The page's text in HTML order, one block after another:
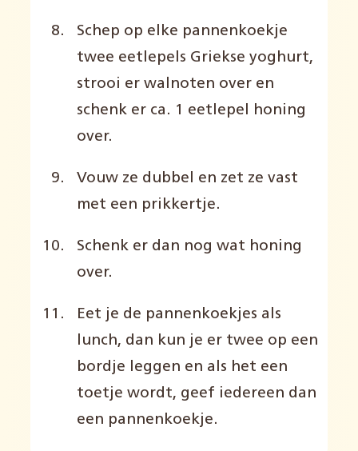
Schep op elke pannenkoekje
twee eetlepels Griekse yoghurt,
strooi er walnoten over en
schenk er ca. 1 eetlepel honing
over.
Vouw ze dubbel en zet ze vast
met een prikkertje.
Schenk er dan nog wat honing
over.
Eet je de pannenkoekjes als
lunch, dan kun je er twee op een
bordje leggen en als het een
toetje wordt, geef iedereen dan
een pannenkoekje.